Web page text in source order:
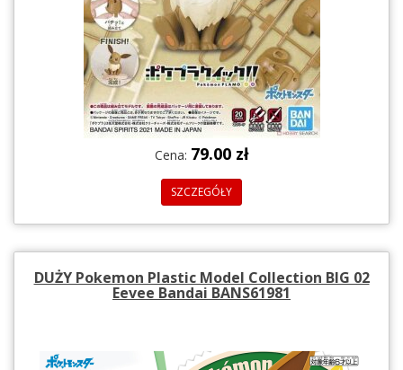
Cena: 79.00 zł
SZCZEGÓŁY
DUŻY Pokemon Plastic Model Collection BIG 02
Eevee Bandai BANS61981